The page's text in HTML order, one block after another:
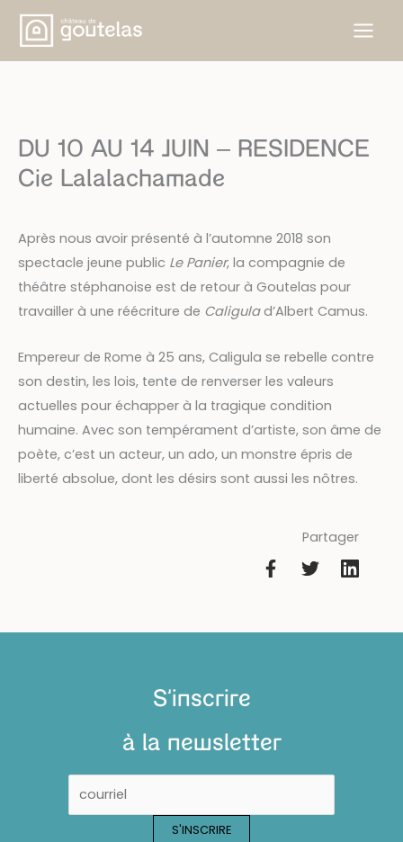
Aller
contenu
DU 10 AU 14 JUIN – RESIDENCE
Cie Lalalachamade
Après nous avoir présenté à l’automne 2018 son
spectacle jeune public Le Panier, la compagnie de
théâtre stéphanoise est de retour à Goutelas pour
travailler à une réécriture de Caligulad’Albert Camus.
Empereur de Rome à 25 ans, Caligula se rebelle contre
son destin, les lois, tente de renverser les valeurs
actuelles pour échapper à la tragique condition
humaine. Avec son tempérament d’artiste, son âme de
poète, c’est un acteur, un ado, un monstre épris de
liberté absolue, dont les désirs sont aussi les nôtres.
Partager
S'inscrire
à la newsletter